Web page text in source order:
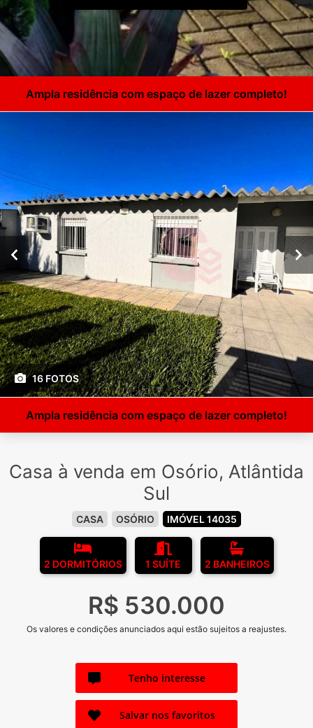
Ampla residência com espaço de lazer completo!
16 FOTOS
Ampla residência com espaço de lazer completo!
Casa à venda em Osório, Atlântida
Sul
CASA OSÓRIO IMÓVEL 14035
2 DORMITÓRIOS 1 SUÍTE 2 BANHEIROS
R$ 530.000
Os valores e condições anunciados aqui estão sujeitos a reajustes.
Tenho interesse
Salvar nos favoritos